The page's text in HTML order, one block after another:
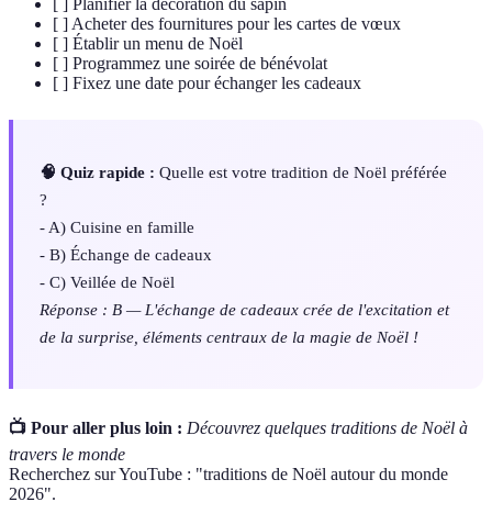
[ ] Acheter des fournitures pour les cartes de vœux
[ ] Établir un menu de Noël
[ ] Programmez une soirée de bénévolat
[ ] Fixez une date pour échanger les cadeaux
🧠 Quiz rapide : Quelle est votre tradition de Noël préférée
?
- A) Cuisine en famille
- B) Échange de cadeaux
- C) Veillée de Noël
Réponse : B — L'échange de cadeaux crée de l'excitation et
de la surprise, éléments centraux de la magie de Noël !
📺 Pour aller plus loin : Découvrez quelques traditions de Noël à
travers le monde
Recherchez sur YouTube : "traditions de Noël autour du monde
2026".